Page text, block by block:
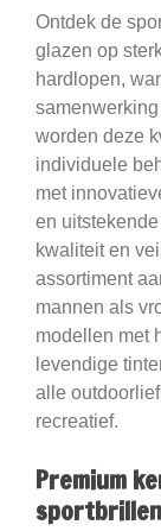
Ontdek de
glazen op
hardlopen,
worden deze
individuele
met
en
kwaliteit en
assortiment
mannen als
modellen met
levendige
alle
recreatief.
Premium
sportbrillen